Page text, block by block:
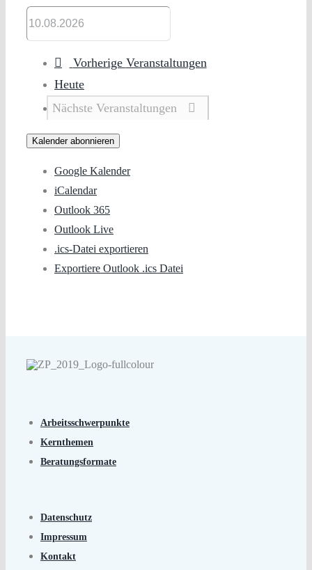
Vorherige Veranstaltungen
Heute
NächsteVeranstaltungen
Kalender abonnieren
Google Kalender
iCalendar
Outlook 365
Outlook Live
.ics-Datei exportieren
Exportiere Outlook .ics Datei
Arbeitsschwerpunkte
Kernthemen
Beratungsformate
Datenschutz
Impressum
Kontakt